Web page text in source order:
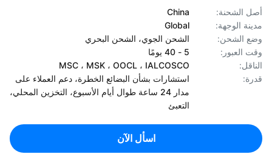
الشحنة:
China
الوجهة:
Global
الشحن:
الشحن الجوي، الشحن البحري
العبور:
MSC ، MSK ، OOCL ، IALCOSCO
استشارات بشأن البضائع الخطرة، دعم العملاء على
مدار 24 ساعة طوال أيام الأسبوع، التخزين المحلي،
التعبئ
اسأل الآن